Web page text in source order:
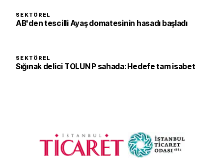
SEKTÖREL
AB'den tescilli Ayaş domatesinin hasadı başladı
SEKTÖREL
Sığınak delici TOLUN P sahada: Hedefe tam isabet